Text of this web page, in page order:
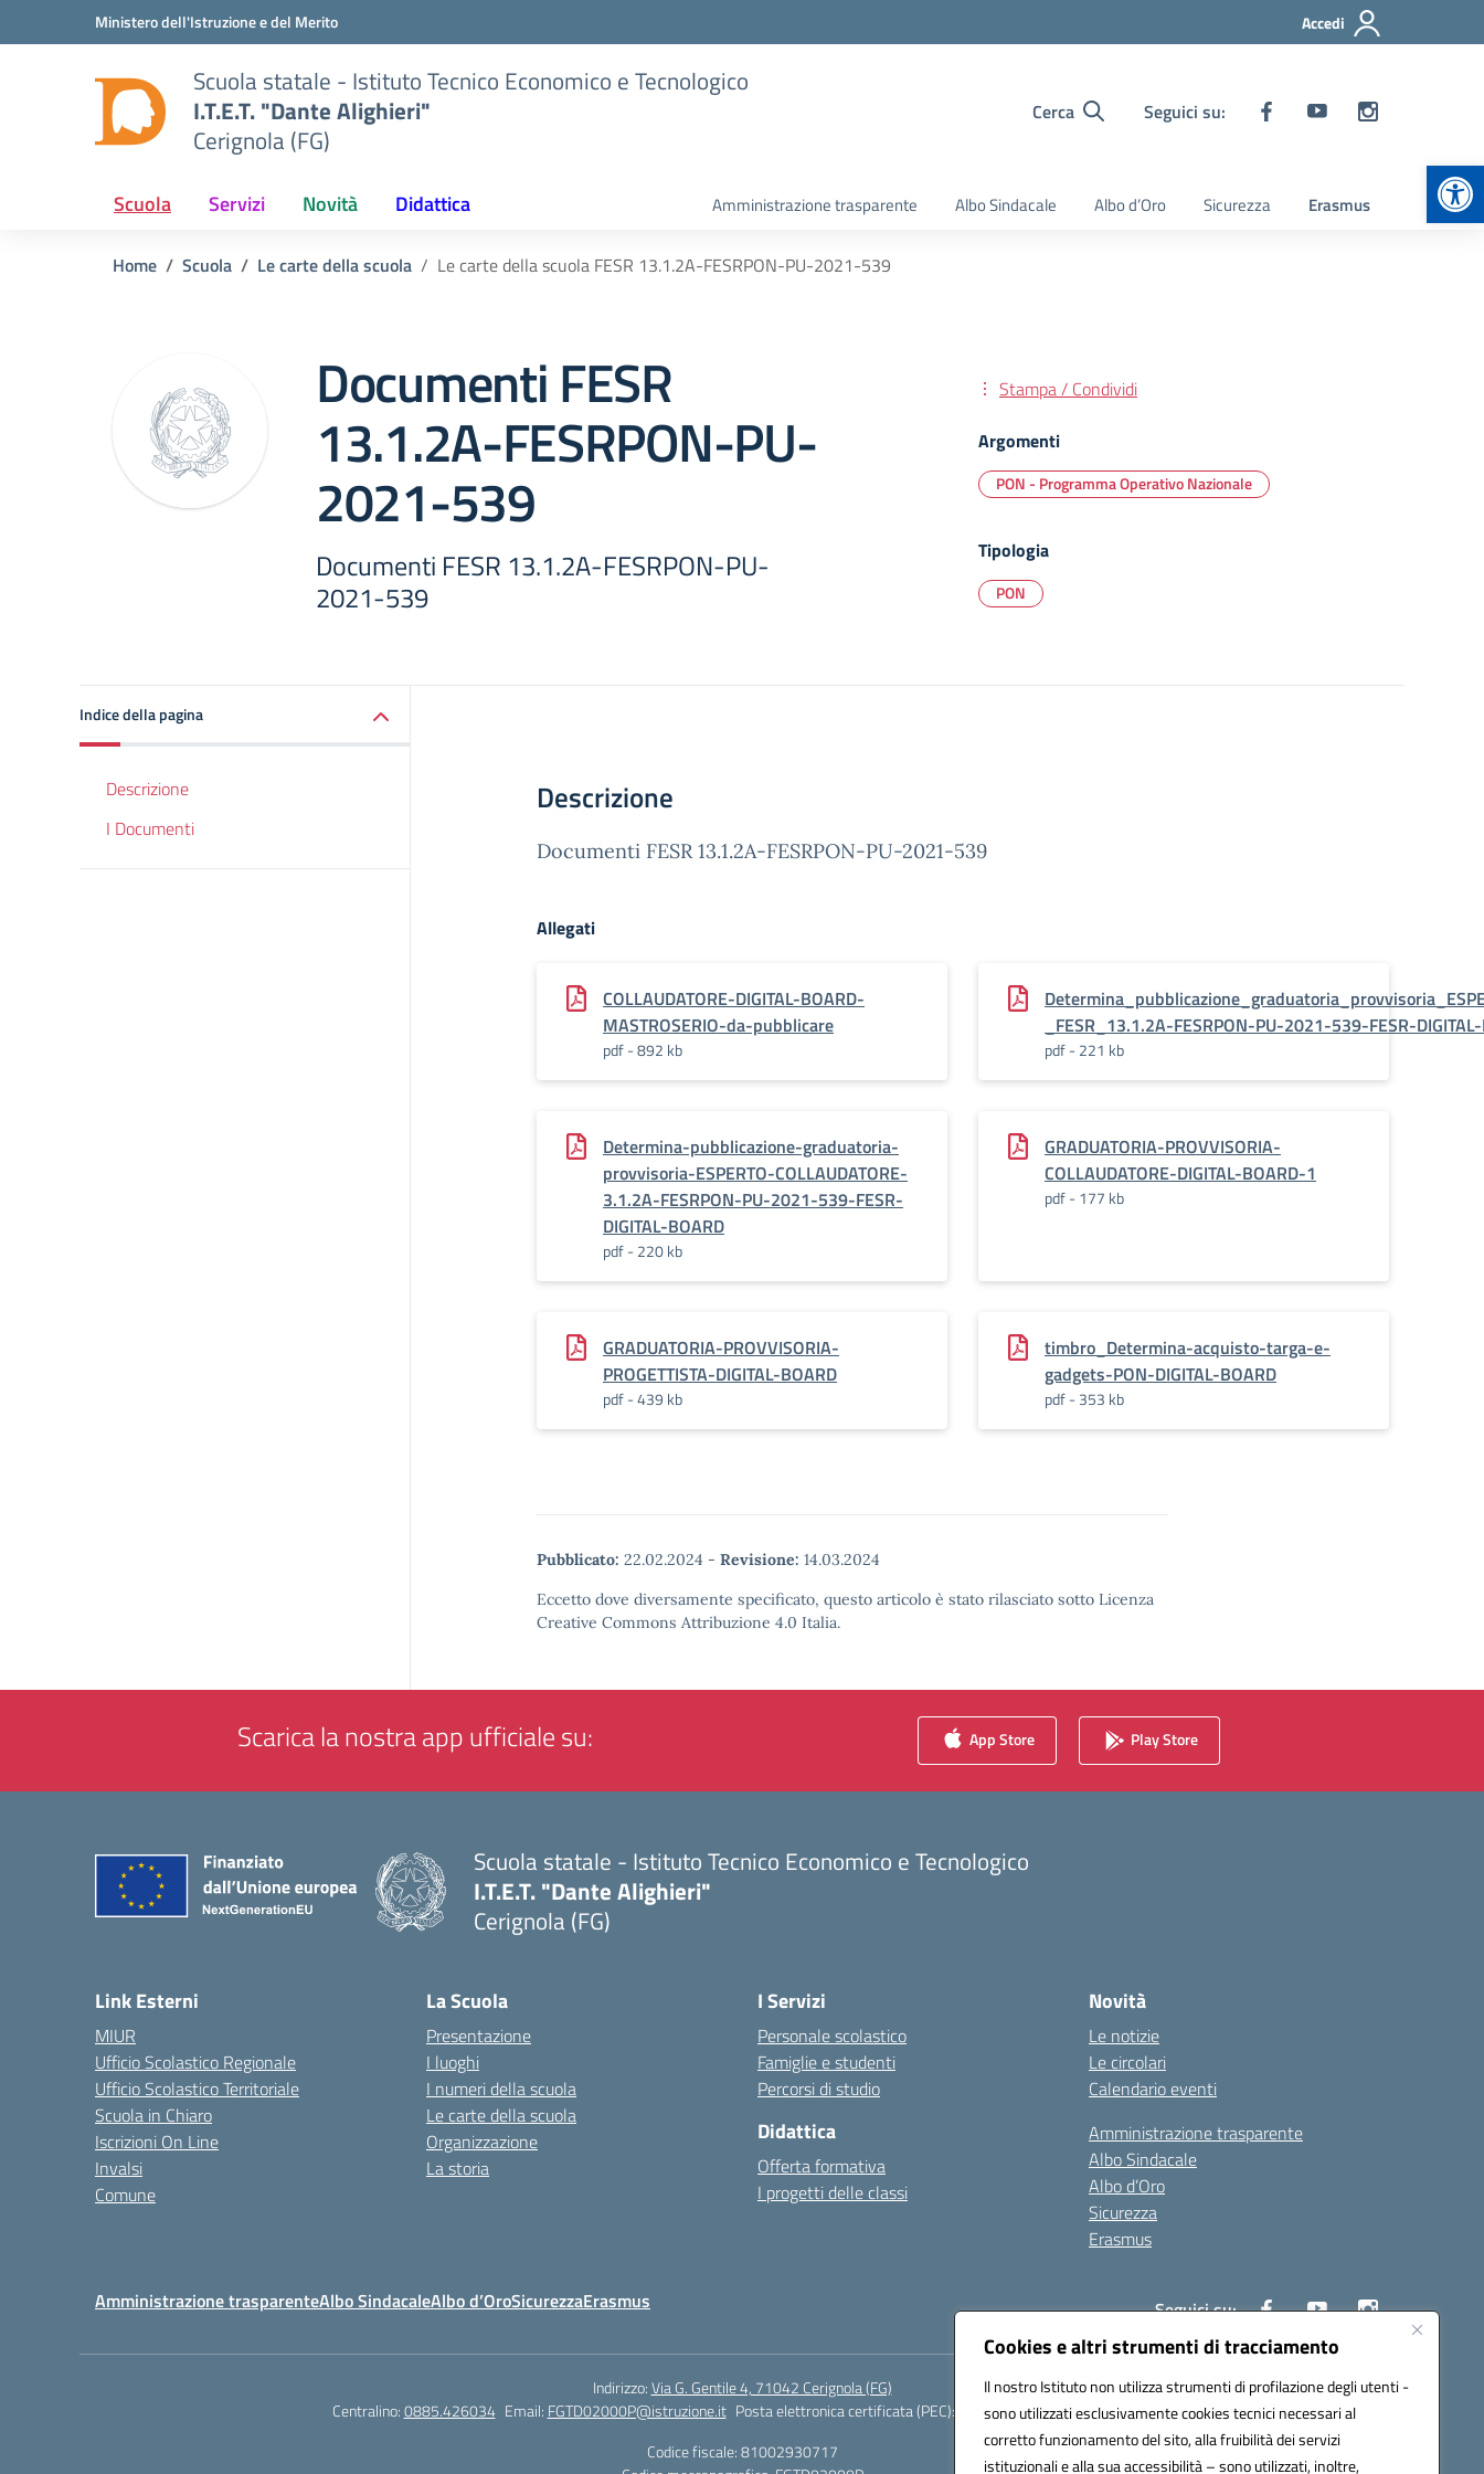
Cookies e altri strumenti di tracciamento
Il nostro Istituto non utilizza strumenti di profilazione degli utenti -
sono utilizzati esclusivamente cookies tecnici necessari al
corretto funzionamento del sito, alla fruibilità dei servizi
istituzionali e alla sua accessibilità – sono utilizzati, inoltre,
Vai ai contenuti
Vai al menu di navigazioneMinistero dell'Istruzione e del Merito Accedi
Scuola statale - Istituto Tecnico Economico e Tecnologico
I.T.E.T. "Dante Alighieri"
Cerignola (FG)
Cerca Seguici su:
Scuola Servizi Novità Didattica Amministrazione trasparente Albo Sindacale Albo d’Oro Sicurezza Erasmus
Home Scuola Le carte della scuola Le carte della scuola FESR 13.1.2A-FESRPON-PU-2021-539
Documenti FESR
13.1.2A-FESRPON-PU-
2021-539
Documenti FESR 13.1.2A-FESRPON-PU-
2021-539
Stampa / Condividi
Argomenti
PON - Programma Operativo Nazionale
Tipologia
PON
Indice della pagina
Descrizione
I Documenti
Descrizione
Documenti FESR 13.1.2A-FESRPON-PU-2021-539
Allegati
COLLAUDATORE-DIGITAL-BOARD-
MASTROSERIO-da-pubblicare
pdf - 892 kb
_FESR_13.1.2A-FESRPON-PU-2021-539-FESR-
pdf - 221 kb
Determina-pubblicazione-graduatoria-
provvisoria-ESPERTO-COLLAUDATORE-
3.1.2A-FESRPON-PU-2021-539-FESR-
DIGITAL-BOARD
pdf - 220 kb
GRADUATORIA-PROVVISORIA-
COLLAUDATORE-DIGITAL-BOARD-1
pdf - 177 kb
GRADUATORIA-PROVVISORIA-
PROGETTISTA-DIGITAL-BOARD
pdf - 439 kb
timbro_Determina-acquisto-targa-e-
gadgets-PON-DIGITAL-BOARD
pdf - 353 kb
Pubblicato: 22.02.2024 - Revisione: 14.03.2024
Eccetto dove diversamente specificato, questo articolo è stato rilasciato sotto Licenza
Creative Commons Attribuzione 4.0 Italia.
Scarica la nostra app ufficiale su: App Store Play Store
Scuola statale - Istituto Tecnico Economico e Tecnologico
I.T.E.T. "Dante Alighieri"
Cerignola (FG)
Link Esterni
MIUR
Ufficio Scolastico Regionale
Ufficio Scolastico Territoriale
Scuola in Chiaro
Iscrizioni On Line
Invalsi
Comune
La Scuola
Presentazione
I luoghi
I numeri della scuola
Le carte della scuola
Organizzazione
La storia
I Servizi
Personale scolastico
Famiglie e studenti
Percorsi di studio
Didattica
Offerta formativa
I progetti delle classi
Novità
Le notizie
Le circolari
Calendario eventi
Amministrazione trasparente
Albo Sindacale
Albo d’Oro
Sicurezza
Erasmus
Amministrazione trasparenteAlbo SindacaleAlbo d’OroSicurezzaErasmus Seguici su:
Indirizzo:Via G. Gentile 4, 71042 Cerignola (FG)
Centralino:0885.426034 Email: FGTD02000P@istruzione.it Posta elettronica certificata (PEC):
fgtd02000p@pec.istruzione.it
Codice fiscale: 81002930717